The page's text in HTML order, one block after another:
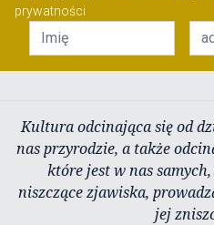
prywatności
Kultura odcinająca się od
nas przyrodzie, a także
które jest w nas
niszczące zjawiska,
jej